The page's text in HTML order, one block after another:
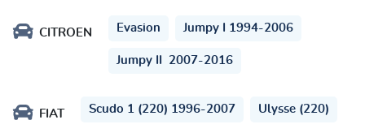
CITROEN Evasion Jumpy I 1994-2006
Jumpy II 2007-2016
FIAT Scudo 1 (220) 1996-2007 Ulysse (220)